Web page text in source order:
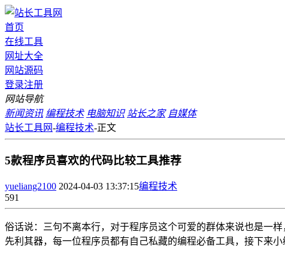
首页
在线工具
网址大全
网站源码
登录注册
网站导航
新闻资讯 编程技术 电脑知识 站长之家 自媒体
站长工具网-编程技术-正文
5款程序员喜欢的代码比较工具推荐
yueliang2100 2024-04-03 13:37:15编程技术
591
俗话说：三句不离本行，对于程序员这个可爱的群体来说也是一
先利其器，每一位程序员都有自己私藏的编程必备工具，接下来